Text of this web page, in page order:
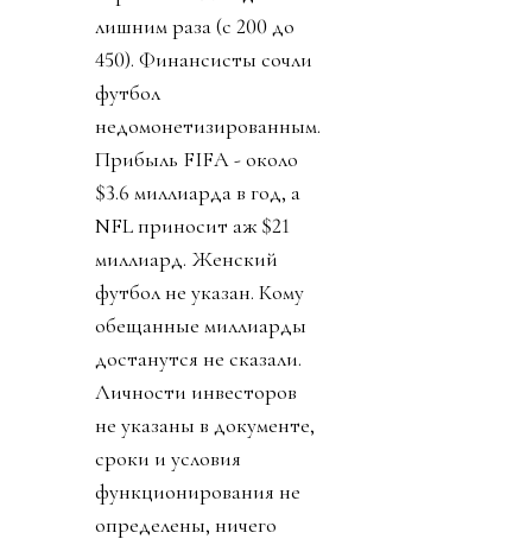
лишним раза (с 200 до
450). Финансисты сочли
футбол
недомонетизированным.
Прибыль FIFA - около
$3.6 миллиарда в год, а
NFL приносит аж $21
миллиард. Женский
футбол не указан. Кому
обещанные миллиарды
достанутся не сказали.
Личности инвесторов
не указаны в документе,
сроки и условия
функционирования не
определены, ничего